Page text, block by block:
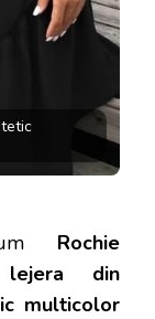
Rochie
din
multicolor